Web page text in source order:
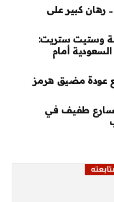
رهان كبير على
وستيت ستريت:
أمام
عودة مضيق هرمز
طفيف في